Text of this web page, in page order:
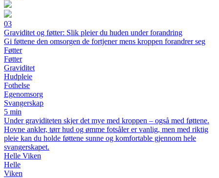
03
Graviditet og føtter: Slik pleier du huden under forandring
Gi føttene den omsorgen de fortjener mens kroppen forandrer seg
Føtter
Føtter
Graviditet
Hudpleie
Fothelse
Egenomsorg
Svangerskap
5 min
Under graviditeten skjer det mye med kroppen – også med føttene.
Hovne ankler, tørr hud og ømme fotsåler er vanlig, men med riktig
pleie kan du holde føttene sunne og komfortable gjennom hele
svangerskapet.
Helle Viken
Helle
Viken